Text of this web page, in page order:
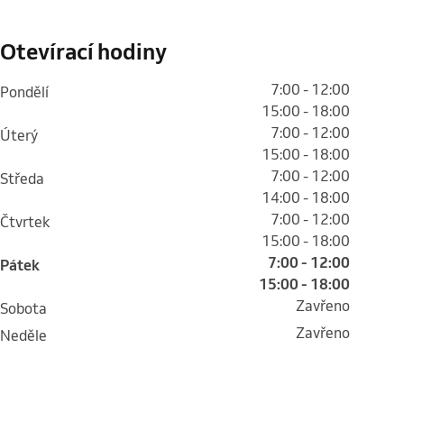
Otevírací hodiny
pondělí
7:00 - 12:00
15:00 - 18:00
úterý
7:00 - 12:00
15:00 - 18:00
středa
7:00 - 12:00
14:00 - 18:00
čtvrtek
7:00 - 12:00
15:00 - 18:00
pátek
7:00 - 12:00
15:00 - 18:00
sobota
Zavřeno
neděle
Zavřeno